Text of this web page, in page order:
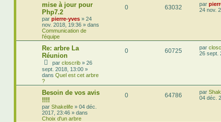
mise à jour pour
Php7.2
par pierre-yves » 24
nov. 2018, 19:36 » dans
Communication de
l'équipe
0 63032 par
24 nov.
Re: arbre La
Réunion
par closcrib » 26
sept. 2018, 13:00 »
dans Quel est cet arbre
?
0 60725 par
26 sept.
Besoin de vos avis
!!!!
par Shakelife » 04 déc.
2017, 23:46 » dans
Choix d'un arbre
0 64786 par
04 déc.